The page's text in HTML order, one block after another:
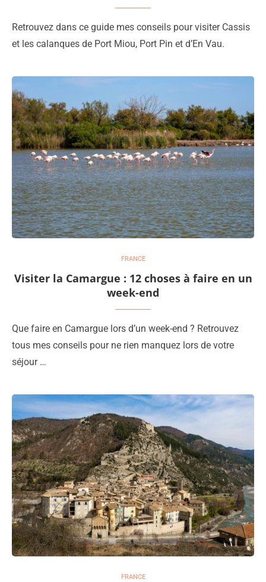
Retrouvez dans ce guide mes conseils pour visiter Cassis
et les calanques de Port Miou, Port Pin et d’En Vau.
FRANCE
Visiter la Camargue : 12 choses à faire en un
week-end
Que faire en Camargue lors d’un week-end ? Retrouvez
tous mes conseils pour ne rien manquez lors de votre
séjour …
FRANCE